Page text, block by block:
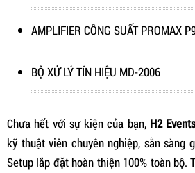
AMPLIFIER CÔNG SUẤT PROMAX
BỘ XỬ LÝ TÍN HIỆU MD-2006
Chưa hết với sự kiện của bạn, H2
kỹ thuật viên chuyên nghiệp, sẵn sàng
Setup lắp đặt hoàn thiện 100% toàn bộ.